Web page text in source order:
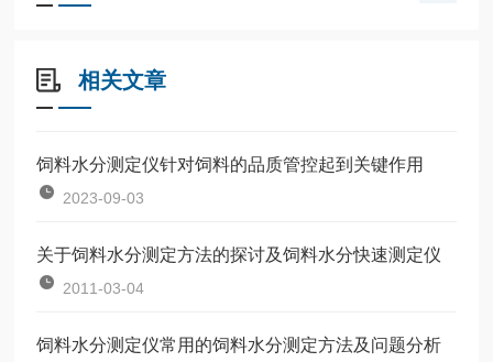
相关文章
饲料水分测定仪针对饲料的品质管控起到关键作用
2023-09-03
关于饲料水分测定方法的探讨及饲料水分快速测定仪
2011-03-04
饲料水分测定仪常用的饲料水分测定方法及问题分析